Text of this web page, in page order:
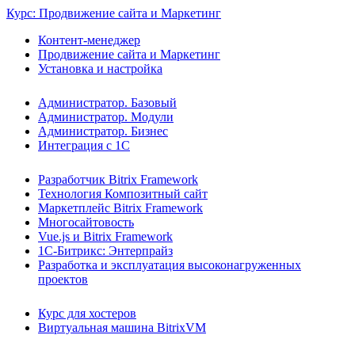
Курс: Продвижение сайта и Маркетинг
Контент-менеджер
Продвижение сайта и Маркетинг
Установка и настройка
Администратор. Базовый
Администратор. Модули
Администратор. Бизнес
Интеграция с 1С
Разработчик Bitrix Framework
Технология Композитный сайт
Маркетплейс Bitrix Framework
Многосайтовость
Vue.js и Bitrix Framework
1С-Битрикс: Энтерпрайз
Разработка и эксплуатация высоконагруженных
проектов
Курс для хостеров
Виртуальная машина BitrixVM